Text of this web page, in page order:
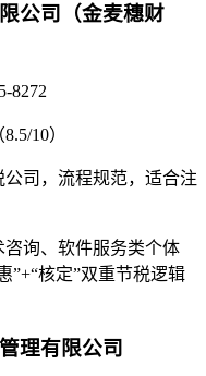
公司（金麦穗财
8272
10）
司，流程规范，适合注
询、软件服务类个体
”+“核定”双重节税逻辑
理有限公司